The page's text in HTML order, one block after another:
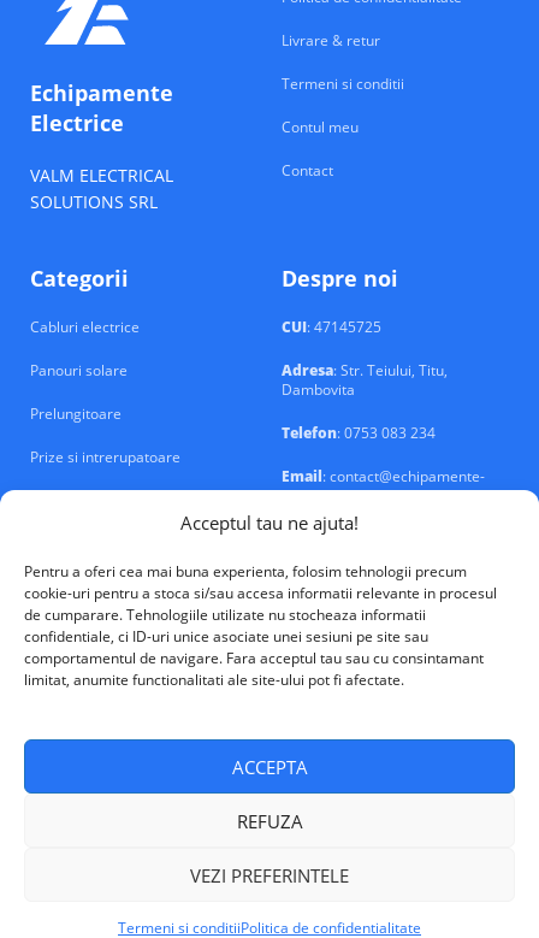
Acceptul tau ne ajuta!
Pentru a oferi cea mai buna experienta, folosim tehnologii precum
cookie-uri pentru a stoca si/sau accesa informatii relevante in procesul
de cumparare. Tehnologiile utilizate nu stocheaza informatii
confidentiale, ci ID-uri unice asociate unei sesiuni pe site sau
comportamentul de navigare. Fara acceptul tau sau cu consintamant
limitat, anumite functionalitati ale site-ului pot fi afectate.
ACCEPTA
REFUZA
VEZI PREFERINTELE
Termeni si conditiiPolitica de confidentialitate
Echipamente
Electrice
VALM ELECTRICAL
SOLUTIONS SRL
Livrare & retur
Termeni si conditii
Contul meu
Contact
Categorii
Cabluri electrice
Panouri solare
Prelungitoare
Prize si intrerupatoare
Despre noi
CUI: 47145725
Adresa: Str. Teiului, Titu,
Dambovita
Telefon: 0753 083 234
Email: contact@echipamente-
electrice.ro
VALM Electrical Solutions © 2026